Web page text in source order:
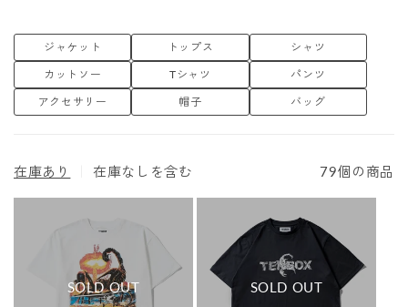
込め、現在ジャンルレスなコミュニティが広がりを見せている。 ※グラ
フィックを手がけたアーティストに関しては全て非公開としている。
アクセサリー バッグ
帽子
カットソー
ジャケット
パンツ
シャツ
Tシャツ
トップス
在庫あり 在庫なしを含む 79個の商品